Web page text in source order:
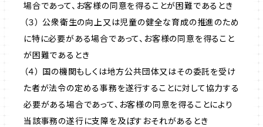
場合であって、お客様の同意を得ることが困難であるとき
（３） 公衆衛生の向上又は児童の健全な育成の推進のため
に特に必要がある場合であって、お客様の同意を得ること
が困難であるとき
（４） 国の機関もしくは地方公共団体又はその委託を受け
た者が法令の定める事務を遂行することに対して協力する
必要がある場合であって、お客様の同意を得ることにより
当該事務の遂行に支障を及ぼすおそれがあるとき